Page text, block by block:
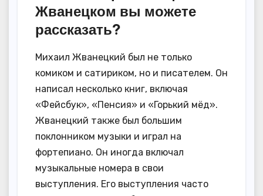
Жванецком вы можете
рассказать?
Михаил Жванецкий был не только
комиком и сатириком, но и писателем. Он
написал несколько книг, включая
«Фейсбук», «Пенсия» и «Горький мёд».
Жванецкий также был большим
поклонником музыки и играл на
фортепиано. Он иногда включал
музыкальные номера в свои
выступления. Его выступления часто